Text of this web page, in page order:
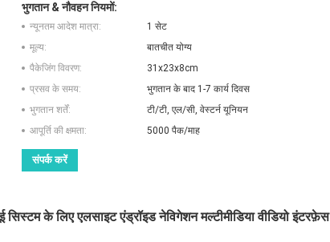
भुगतान & नौवहन नियमों:
न्यूनतम आदेश मात्रा:
1 सेट
मूल्य:
बातचीत योग्य
पैकेजिंग विवरण:
31x23x8cm
प्रसव के समय:
भुगतान के बाद 1-7 कार्य दिवस
भुगतान शर्तें:
टी/टी, एल/सी, वेस्टर्न यूनियन
आपूर्ति की क्षमता:
5000 पैक/माह
संपर्क करें
के लिए एलसाइट एंड्रॉइड नेविगेशन मल्टीमीडिया वीडियो इंटरफ़ेस